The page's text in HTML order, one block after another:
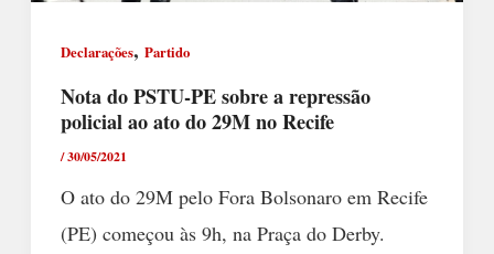
Declarações, Partido
Nota do PSTU-PE sobre a repressão
policial ao ato do 29M no Recife
/30/05/2021
O ato do 29M pelo Fora Bolsonaro em Recife
(PE) começou às 9h, na Praça do Derby.